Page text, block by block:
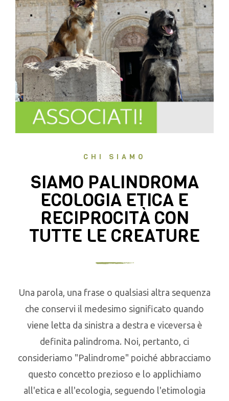
CHI SIAMO
SIAMO PALINDROMA
ECOLOGIA ETICA E
RECIPROCITÀ CON
TUTTE LE CREATURE
Una parola, una frase o qualsiasi altra sequenza
che conservi il medesimo significato quando
viene letta da sinistra a destra e viceversa è
definita palindroma. Noi, pertanto, ci
consideriamo "Palindrome" poiché abbracciamo
questo concetto prezioso e lo applichiamo
all'etica e all'ecologia, seguendo l'etimologia